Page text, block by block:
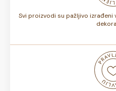
Svi proizvodi su pažljivo izrađeni